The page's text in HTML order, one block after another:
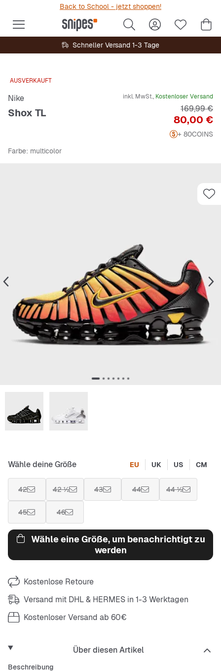
Back to School - jetzt shoppen!
Schneller Versand 1-3 Tage
AUSVERKAUFT
Nike
Shox TL
inkl. MwSt., Kostenloser Versand
Preis
80,00 €
169,99 €
+ 80COINS
Farbe: multicolor
Wähle deine Größe EU UK US CM
42 42 ½ 43 44 44 ½
45 46
Wähle eine Größe, um benachrichtigt zu
werden
Kostenlose Retoure
Versand mit DHL & HERMES in 1-3 Werktagen
Kostenloser Versand ab 60€
Über diesen Artikel
Beschreibung